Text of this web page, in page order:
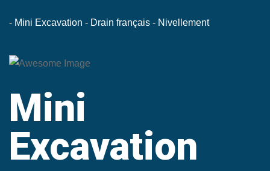
- Mini Excavation - Drain français - Nivellement
Mini
Excavation